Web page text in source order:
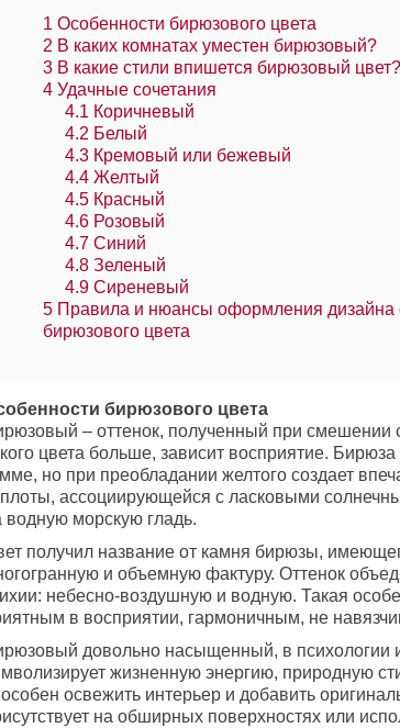
1 Особенности бирюзового цвета
2 В каких комнатах уместен бирюзовый?
3 В какие стили впишется бирюзовый цвет?
4 Удачные сочетания
4.1 Коричневый
4.2 Белый
4.3 Кремовый или бежевый
4.4 Желтый
4.5 Красный
4.6 Розовый
4.7 Синий
4.8 Зеленый
4.9 Сиреневый
5 Правила и нюансы оформления дизайна
бирюзового цвета
бирюзового цвета
– оттенок, полученный при смешении
цвета больше, зависит восприятие. Бирюза
но при преобладании желтого создает
ассоциирующейся с ласковыми
водную морскую гладь.
получил название от камня бирюзы,
и объемную фактуру. Оттенок
небесно-воздушную и водную. Такая
в восприятии, гармоничным, не
довольно насыщенный, в психологии
жизненную энергию, природную
освежить интерьер и добавить
на обширных поверхностях или